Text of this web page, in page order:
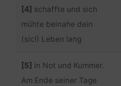
[4] schaffte und sich
mühte beinahe dein
(sic!) Leben lang
[5] in Not und Kummer.
Am Ende seiner Tage